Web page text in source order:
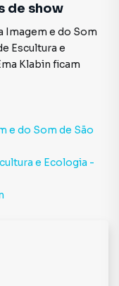
de show
Imagem e do Som
Escultura e
Klabin ficam
e do Som de São
e Ecologia -